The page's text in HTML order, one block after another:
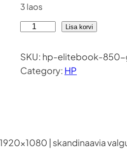
3 laos
E
l
Lisa korvi
SKU: hp-elitebook-850-
Category: HP
| skandinaavia